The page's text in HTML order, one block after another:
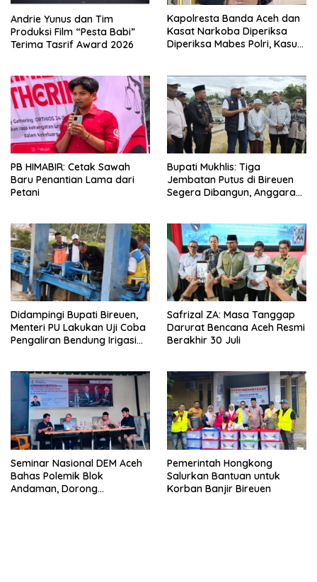
Andrie Yunus dan Tim
Produksi Film “Pesta Babi”
Terima Tasrif Award 2026
Kapolresta Banda Aceh dan
Kasat Narkoba Diperiksa
Diperiksa Mabes Polri, Kasus
PB HIMABIR: Cetak Sawah
Baru Penantian Lama dari
Petani
Bupati Mukhlis: Tiga
Jembatan Putus di Bireuen
Segera Dibangun, Anggaran
Didampingi Bupati Bireuen,
Menteri PU Lakukan Uji Coba
Pengaliran Bendung Irigasi
Safrizal ZA: Masa Tanggap
Darurat Bencana Aceh Resmi
Berakhir 30 Juli
Seminar Nasional DEM Aceh
Bahas Polemik Blok
Andaman, Dorong
Pemerintah Hongkong
Salurkan Bantuan untuk
Korban Banjir Bireuen